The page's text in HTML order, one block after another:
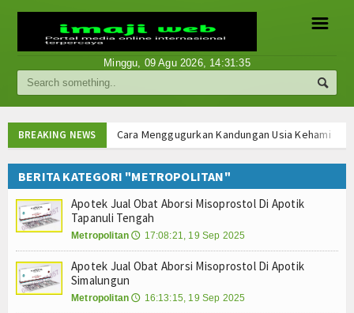
Berita
Internasional
Nasional
Ekonomi
Hukum
Hiburan
☰
Minggu, 09 Agu 2026, 14:31:35
BREAKING NEWS
Cara Menggugurkan Kandungan Usia Kehamilan
Cara Menggugurkan Kandungan Usia Kehamilan
Cara Menggugurkan Kandungan Usia Kehamilan
Mencari Informasi Obat Aborsi Misoprostol di
Mencari Informasi Obat Aborsi Misoprostol di
Mencari Informasi Obat Aborsi Misoprostol Di
Mencari Informasi Obat Aborsi Misoprostol Di
Cara Menggugurkan Kandungan Usia Kehamilan
Cara Menggugurkan Kandungan Usia Kehamilan
BERITA KATEGORI "METROPOLITAN"
Apotek Jual Obat Aborsi Misoprostol Di Apotik
Tapanuli Tengah
Metropolitan 🕔 17:08:21, 19 Sep 2025
Apotek Jual Obat Aborsi Misoprostol Di Apotik
Simalungun
Metropolitan 🕔 16:13:15, 19 Sep 2025